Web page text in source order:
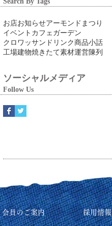
お店お知らせアーモンドまつり
イベント カフェ ガーデン
クロワッサン ドリンク商品小話
工場建物焼きたて素材運営陳列
ソーシャルメディア
Follow Us
会員のご案内 採用情報